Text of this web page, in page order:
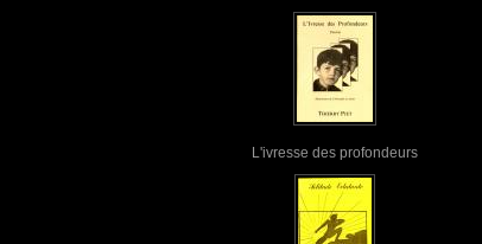
L'ivresse des profondeurs